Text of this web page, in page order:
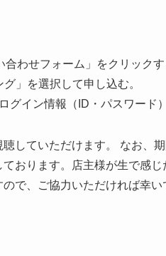
わせフォーム」をクリックす
」を選択して申し込む。
グイン情報（ID・パスワード
していただけます。 なお、
おります。店主様が生で感
で、ご協力いただければ幸い